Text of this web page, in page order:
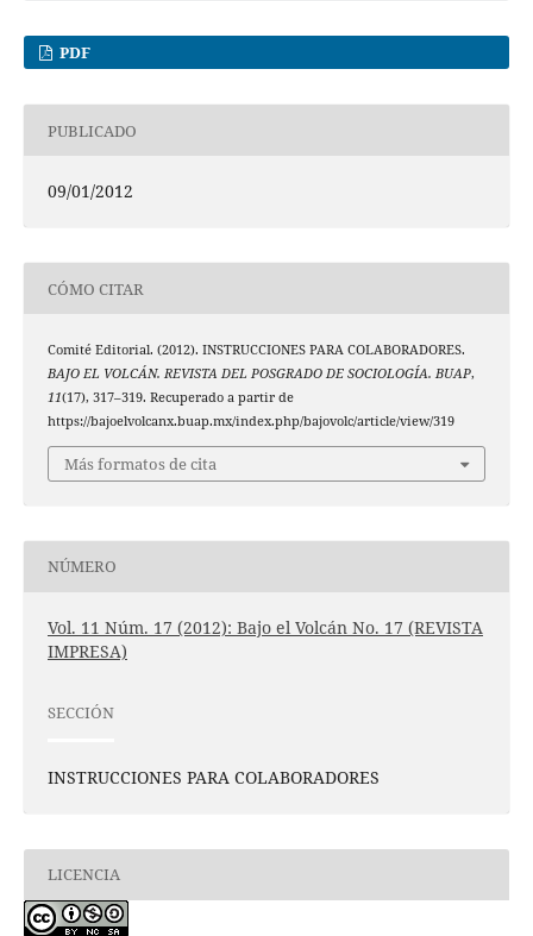
PDF
PUBLICADO
09/01/2012
CÓMO CITAR
Comité Editorial. (2012). INSTRUCCIONES PARA COLABORADORES.
BAJO EL VOLCÁN. REVISTA DEL POSGRADO DE SOCIOLOGÍA. BUAP,
11(17), 317–319. Recuperado a partir de
https://bajoelvolcanx.buap.mx/index.php/bajovolc/article/view/319
Más formatos de cita
NÚMERO
Vol. 11 Núm. 17 (2012): Bajo el Volcán No. 17 (REVISTA
IMPRESA)
SECCIÓN
INSTRUCCIONES PARA COLABORADORES
LICENCIA